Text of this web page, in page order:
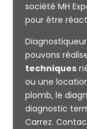
société MH
pour être
pouvons
techniques
ou une
plomb, le
diagnostic
Carrez.